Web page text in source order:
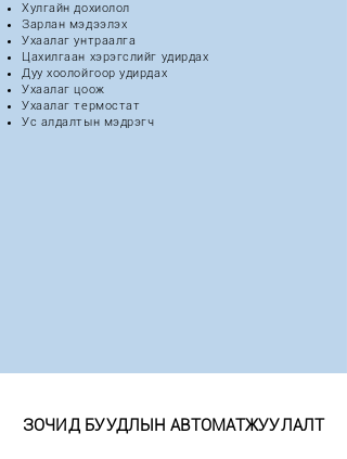
Хулгайн дохиолол
Зарлан мэдээлэх
Ухаалаг унтраалга
Цахилгаан хэрэгслийг удирдах
Дуу хоолойгоор удирдах
Ухаалаг цоож
Ухаалаг термостат
Ус алдалтын мэдрэгч
ЗОЧИД БУУДЛЫН АВТОМАТЖУУЛАЛТ